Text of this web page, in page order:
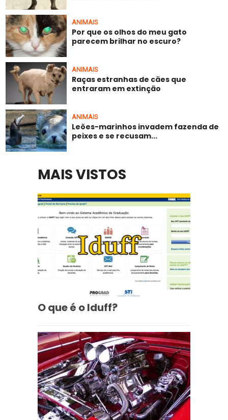
ANIMAIS
Por que os olhos do meu gato
parecem brilhar no escuro?
ANIMAIS
Raças estranhas de cães que
entraram em extinção
ANIMAIS
Leões-marinhos invadem fazenda de
peixes e se recusam...
MAIS VISTOS
O que é o Iduff?